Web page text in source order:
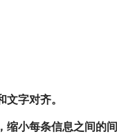
字对齐。
小每条信息之间的